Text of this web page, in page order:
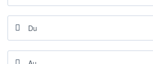
LIMITE À LA
0,0000
LIMITE À LA
ESTIMÉ 2026 2026